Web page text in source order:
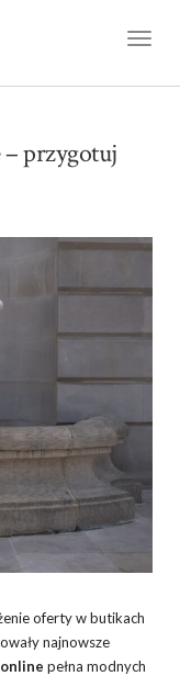
przygotuj
oferty w butikach
najnowsze
pełna modnych